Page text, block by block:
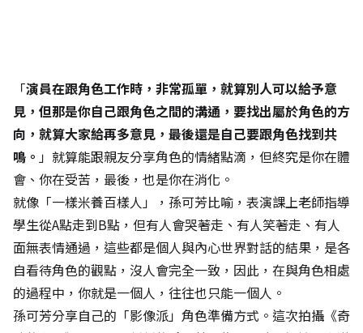
「演員在跟角色工作時，非常孤單，就算別人可以給予意
見，但那是你自己跟角色之間的溝通，要找出屬於角色的方
向，就算大家給再多意見，最後還是自己要跟角色找到共
鳴。 」就算能跟親友分享角色的情緒點滴，但終究是你在體
會、你在受苦，最後，也是你在消化。
就像「一樣米養百樣人」，孫可芳比喻，表演課上老師指導
學生從A點走到B點，但有人會哭著走、有人笑著走、有人
面無表情通過，這些都是個人與內心世界對話的結果，是各
自看待角色的觀點，沒人會完全一致，因此，在與角色相處
的過程中，你就是一個人，往往也只能一個人。
孫可芳分享自己的「影像派」角色準備方式。這次拍攝《奇